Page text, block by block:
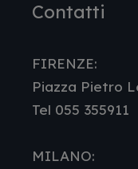
Contatti
FIRENZE:
Piazza Pietro
Tel 055 355911
MILANO: